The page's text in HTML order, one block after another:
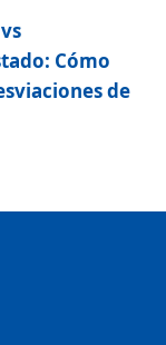
Cómo
de